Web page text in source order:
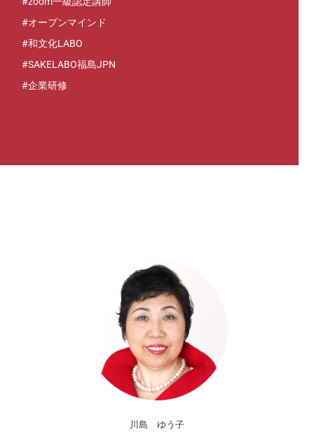
#オープンマインド
#和文化LABO
#SAKELABO福島JPN
#企業研修
川島 ゆう子